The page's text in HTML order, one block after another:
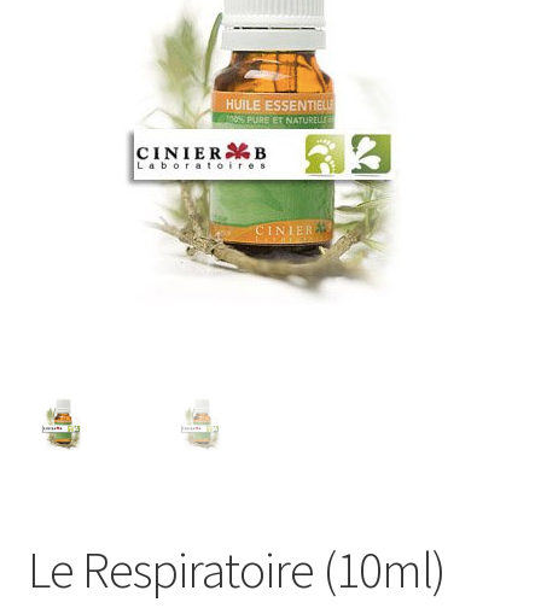
Le Respiratoire (10ml)